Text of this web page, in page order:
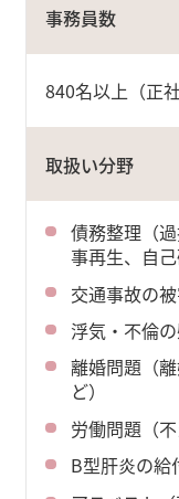
事務員数
840名以上（正
取扱い分野
債務整理（
事再生、自己
交通事故の
浮気・不倫
離婚問題（
ど）
労働問題（
B型肝炎の給